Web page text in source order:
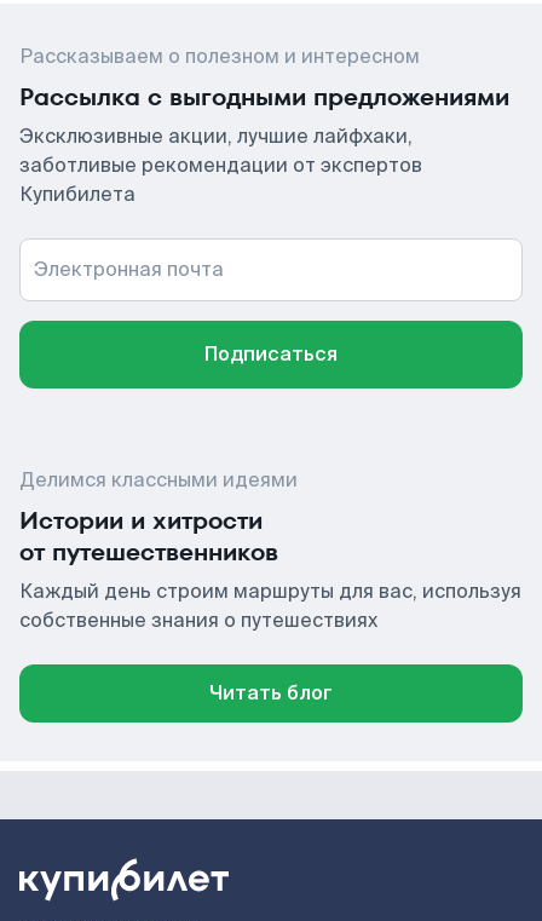
Рассказываем о полезном и интересном
Рассылка с выгодными предложениями
Эксклюзивные акции, лучшие лайфхаки,
заботливые рекомендации от экспертов
Купибилета
Электронная почта
Подписаться
Делимся классными идеями
Истории и хитрости
от путешественников
Каждый день строим маршруты для вас, используя
собственные знания о путешествиях
Читать блог